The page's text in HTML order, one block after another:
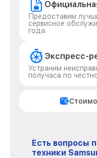
Предоставим
сервисное
года.
Экспресс-
Устраним
получаса по
Есть вопросы
техники